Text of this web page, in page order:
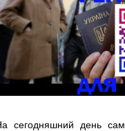
сегодняшний день